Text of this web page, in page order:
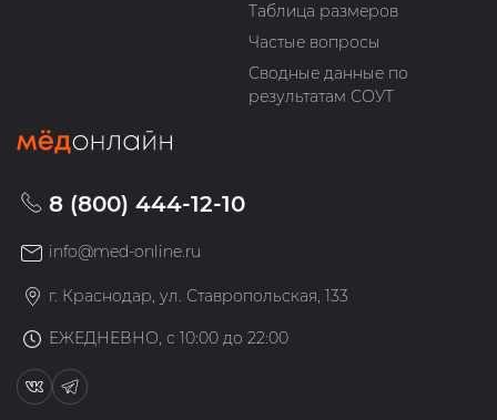
Таблица размеров
Частые вопросы
Сводные данные по
результатам СОУТ
8 (800) 444-12-10
info@med-online.ru
г. Краснодар, ул. Ставропольская, 133
ЕЖЕДНЕВНО, с 10:00 до 22:00